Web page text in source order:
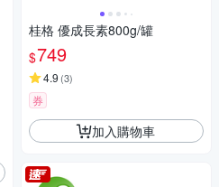
桂格 優成長素800g/罐
$749
4.9 (3)
券
加入購物車